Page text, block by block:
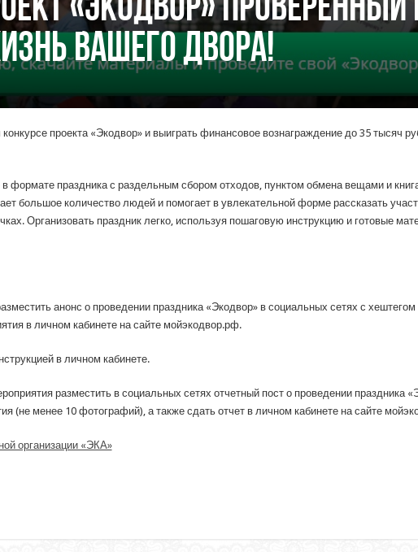
«ЭКОДВОР» Проверенный
вашего двора!
проекта «Экодвор» и выиграть финансовое вознаграждение до 35 тысяч
формате праздника с раздельным сбором отходов, пунктом обмена вещами и
большое количество людей и помогает в увлекательной форме рассказать
Организовать праздник легко, используя пошаговую инструкцию и готовые
анонс о проведении праздника «Экодвор» в социальных сетях с хештегом
в личном кабинете на сайте мойэкодвор.рф.
в личном кабинете.
разместить в социальных сетях отчетный пост о проведении праздника
(не менее 10 фотографий), а также сдать отчет в личном кабинете на сайте
организации «ЭКА»